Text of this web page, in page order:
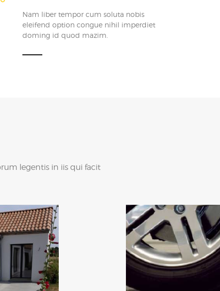
Nam liber tempor cum soluta nobis
eleifend option congue nihil imperdiet
doming id quod mazim.
legentis in iis qui facit
décoratifs
Réparation,